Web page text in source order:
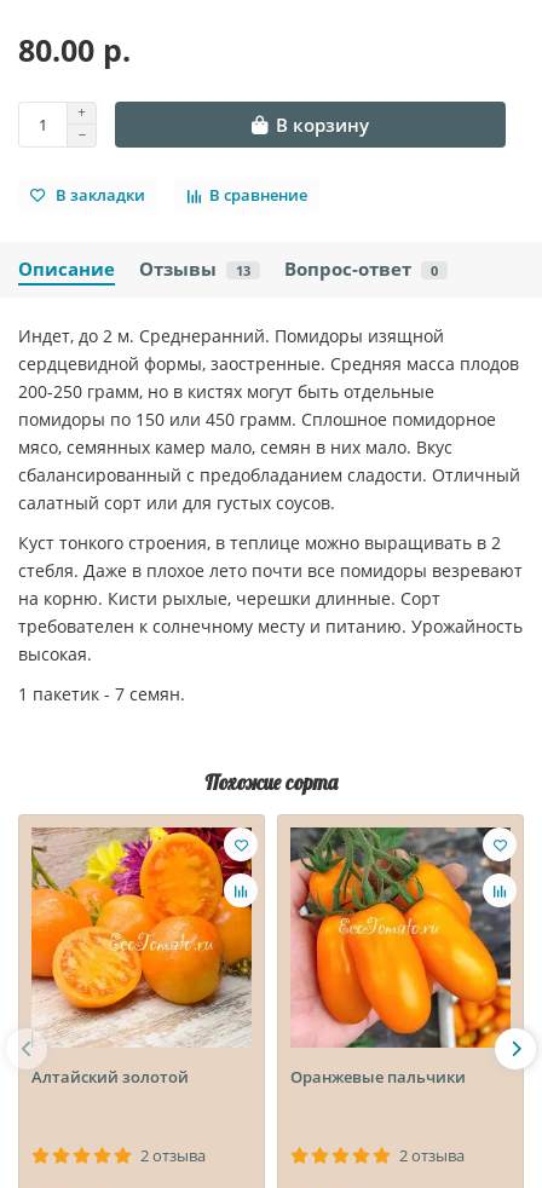
80.00 р.
В корзину
В закладки В сравнение
Описание Отзывы 13 Вопрос-ответ 0
Индет, до 2 м. Среднеранний. Помидоры изящной
сердцевидной формы, заостренные. Средняя масса плодов
200-250 грамм, но в кистях могут быть отдельные
помидоры по 150 или 450 грамм. Сплошное помидорное
мясо, семянных камер мало, семян в них мало. Вкус
сбалансированный с предобладанием сладости. Отличный
салатный сорт или для густых соусов.
Куст тонкого строения, в теплице можно выращивать в 2
стебля. Даже в плохое лето почти все помидоры везревают
на корню. Кисти рыхлые, черешки длинные. Сорт
требователен к солнечному месту и питанию. Урожайность
высокая.
1 пакетик - 7 семян.
Похожие сорта
Алтайский золотой
2 отзыва
Оранжевые пальчики
2 отзыва